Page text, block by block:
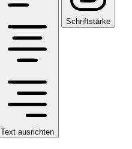
Text ausrichten
Schriftstärke